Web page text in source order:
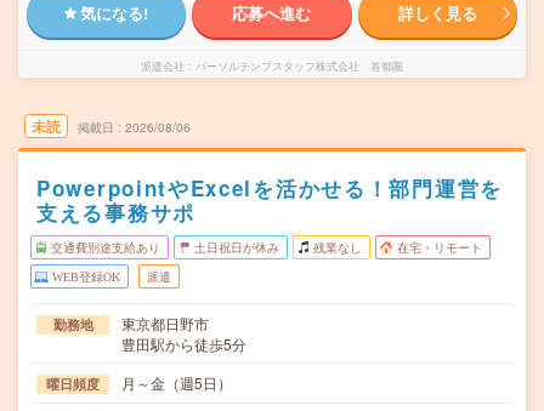
気になる! 応募へ進む 詳しく見る
派遣会社 パーソルテンプスタッフ株式会社 首都圏
未読 掲載日 2026/08/06
PowerpointやExcelを活かせる！部門運営を
支える事務サポ
交通費別途支給あり 土日祝日が休み 残業なし 在宅・リモート
WEB登録OK 派遣
勤務地
東京都日野市
豊田駅から徒歩5分
曜日頻度 月～金（週5日）